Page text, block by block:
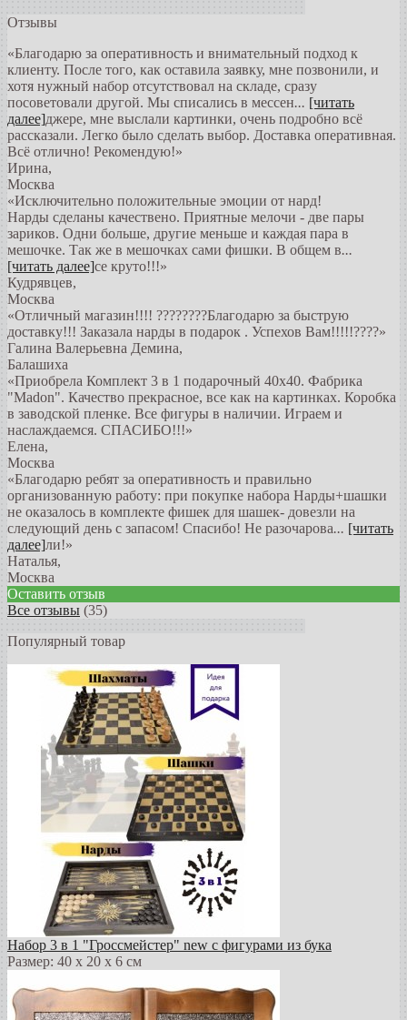
Отзывы
«Благодарю за оперативность и внимательный подход к
клиенту. После того, как оставила заявку, мне позвонили, и
хотя нужный набор отсутствовал на складе, сразу
посоветовали другой. Мы списались в мессен... [читать
далее]джере, мне выслали картинки, очень подробно всё
рассказали. Легко было сделать выбор. Доставка оперативная.
Всё отлично! Рекомендую!»
Ирина,
Москва
«Исключительно положительные эмоции от нард!
Нарды сделаны качествено. Приятные мелочи - две пары
зариков. Одни больше, другие меньше и каждая пара в
мешочке. Так же в мешочках сами фишки. В общем в...
[читать далее]се круто!!!»
Кудрявцев,
Москва
«Отличный магазин!!!! ????????Благодарю за быструю
доставку!!! Заказала нарды в подарок . Успехов Вам!!!!!????»
Галина Валерьевна Демина,
Балашиха
«Приобрела Комплект 3 в 1 подарочный 40х40. Фабрика
"Madon". Качество прекрасное, все как на картинках. Коробка
в заводской пленке. Все фигуры в наличии. Играем и
наслаждаемся. СПАСИБО!!!»
Елена,
Москва
«Благодарю ребят за оперативность и правильно
организованную работу: при покупке набора Нарды+шашки
не оказалось в комплекте фишек для шашек- довезли на
следующий день с запасом! Спасибо! Не разочарова... [читать
далее]ли!»
Наталья,
Москва
Оставить отзыв
Все отзывы (35)
Популярный товар
Набор 3 в 1 "Гроссмейстер" new с фигурами из бука
Размер: 40 х 20 х 6 см